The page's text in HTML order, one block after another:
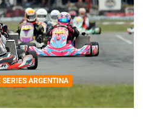
SERIES ARGENTINA